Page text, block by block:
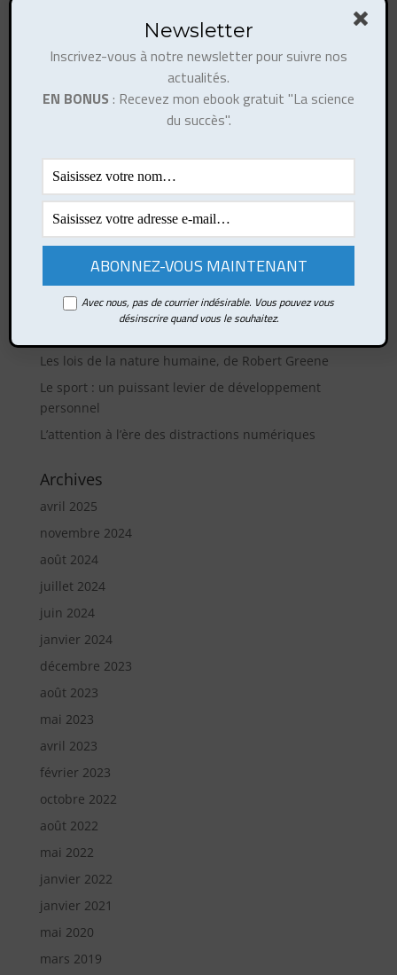
Ce site utilise Akismet pour réduire les indésirables.
En savoir plus sur la façon dont les données de vos
commentaires sont traitées.
Articles récents
Comment développer votre esprit de synthèse ?
Les lois de la nature humaine, de Robert Greene
Le sport : un puissant levier de développement
personnel
L’attention à l’ère des distractions numériques
Archives
avril 2025
novembre 2024
août 2024
juillet 2024
juin 2024
janvier 2024
décembre 2023
août 2023
mai 2023
avril 2023
février 2023
octobre 2022
août 2022
mai 2022
janvier 2022
janvier 2021
mai 2020
mars 2019
Newsletter
Inscrivez-vous à notre newsletter pour suivre nos
actualités.
EN BONUS : Recevez mon ebook gratuit "La science
du succès".
Avec nous, pas de courrier indésirable. Vous pouvez vous
désinscrire quand vous le souhaitez.